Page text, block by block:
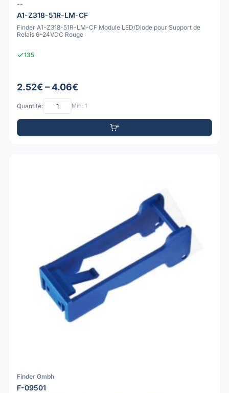
--
A1-Z318-51R-LM-CF
Finder A1-Z318-51R-LM-CF Module LED/Diode pour Support de
Relais 6-24VDC Rouge
135
2.52€ – 4.06€
Quantité: Min: 1
Finder Gmbh
F-09501